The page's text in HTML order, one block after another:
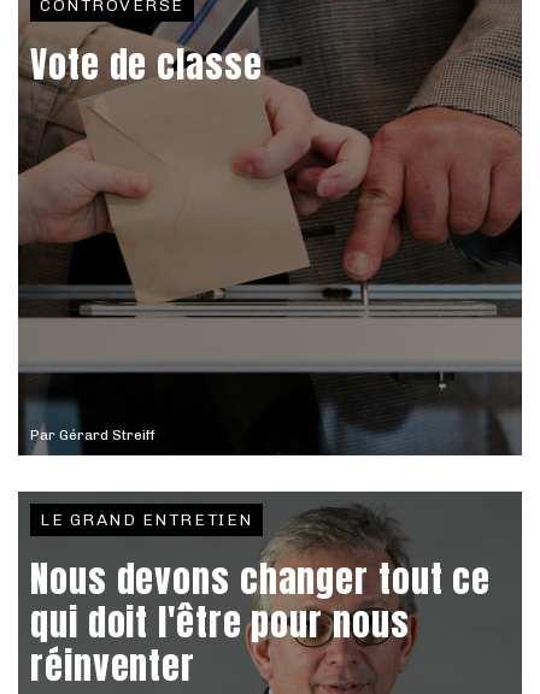
Par Gérard Streiff
CONTROVERSE
Vote de classe
LE GRAND ENTRETIEN
Nous devons changer tout ce
qui doit l'être pour nous
réinventer